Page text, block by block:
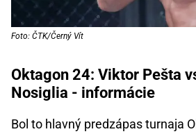
Foto: ČTK/Černý Vít
Oktagon 24: Viktor Pešta
Nosiglia - informácie
Bol to hlavný predzápas turnaja